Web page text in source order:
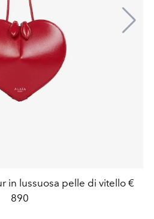
in lussuosa pelle di vitello €
890